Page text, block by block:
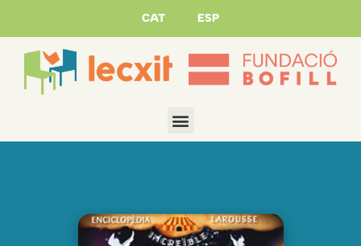
CAT ESP